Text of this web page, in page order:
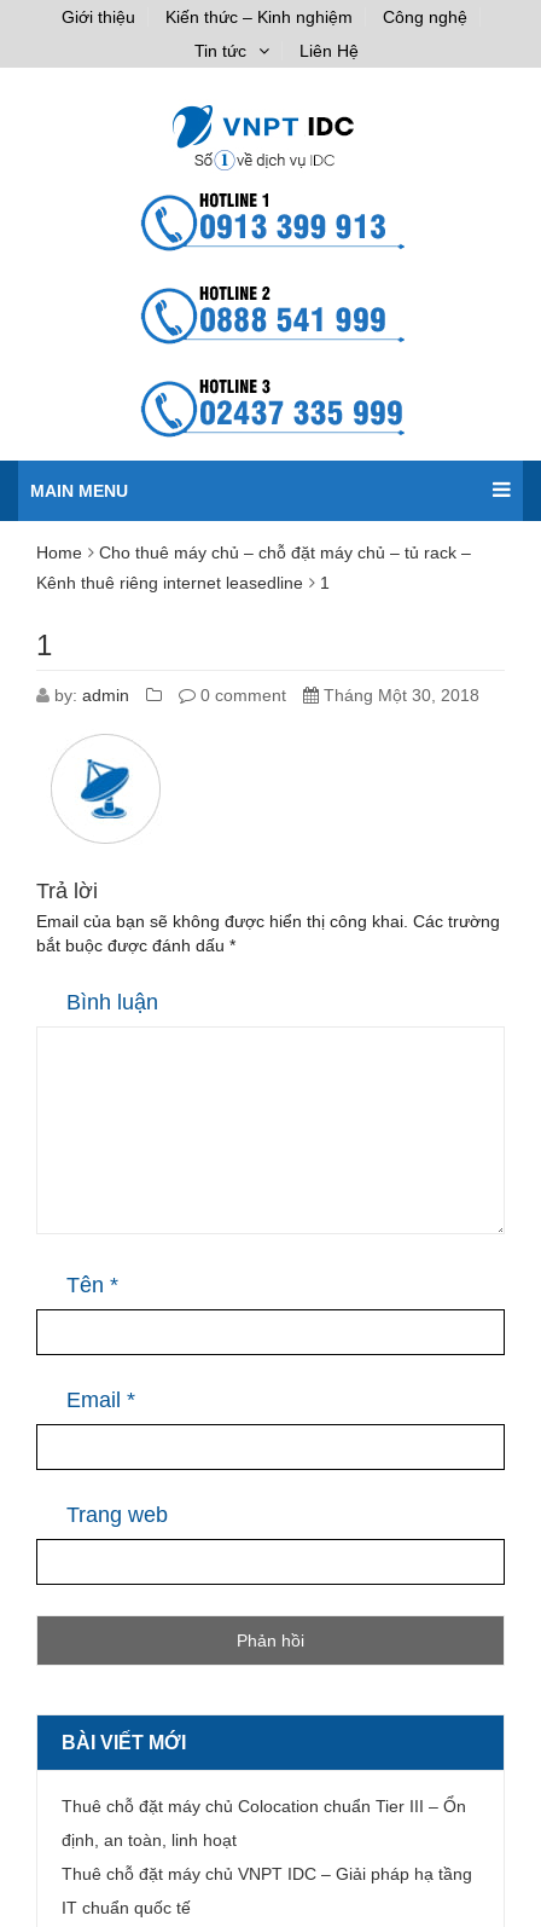
Giới thiệu Kiến thức – Kinh nghiệm
Công nghệ
Tin tức
Liên Hệ
MAIN MENU
Home
Cho thuê máy chủ – chỗ đặt máy chủ – tủ rack –
Kênh thuê riêng internet leasedline
1
1
by: admin 0 comment Tháng Một 30, 2018
Trả lời
Email của bạn sẽ không được hiển thị công khai. Các trường
bắt buộc được đánh dấu *
Bình luận
Tên *
Email *
Trang web
BÀI VIẾT MỚI
Thuê chỗ đặt máy chủ Colocation chuẩn Tier III – Ổn
định, an toàn, linh hoạt
Thuê chỗ đặt máy chủ VNPT IDC – Giải pháp hạ tầng
IT chuẩn quốc tế